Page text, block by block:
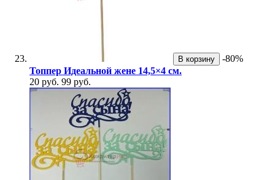
В корзину
-80%
Топпер Идеальной жене 14,5×4 см.
20 руб. 99 руб.